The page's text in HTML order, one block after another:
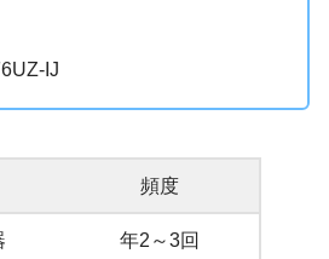
IJ
頻度
年2～3回